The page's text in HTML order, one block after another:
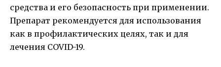
средства и его безопасность при применении.
Препарат рекомендуется для использования
как в профилактических целях, так и для
лечения COVID-19.